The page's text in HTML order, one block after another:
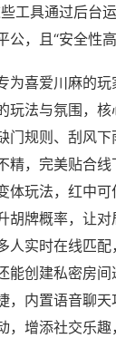
工具通过后台
，且“安全性高
为喜爱川麻的
玩法与氛围，
门规则、刮风
精，完美贴合
体玩法，红中
胡牌概率，让
人实时在线匹
能创建私密房
，内置语音聊
，增添社交乐